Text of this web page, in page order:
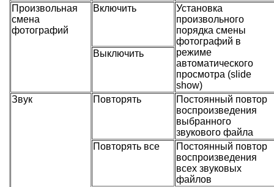
Произвольная
смена
фотографий
Включить
Установка
произвольного
порядка смены
фотографий в
режиме
автоматического
просмотра (slide
show)
Выключить
Звук Повторять
Постоянный повтор
воспроизведения
выбранного
звукового файла
Повторять все
Постоянный повтор
воспроизведения
всех звуковых
файлов